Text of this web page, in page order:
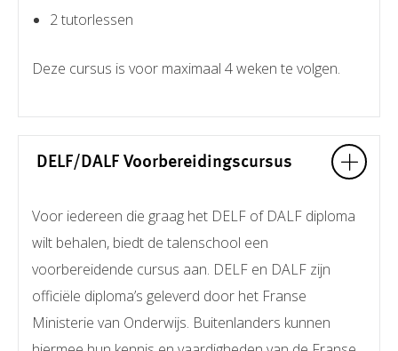
2 tutorlessen
Deze cursus is voor maximaal 4 weken te volgen.
DELF/DALF Voorbereidingscursus
Voor iedereen die graag het DELF of DALF diploma
wilt behalen, biedt de talenschool een
voorbereidende cursus aan. DELF en DALF zijn
officiële diploma’s geleverd door het Franse
Ministerie van Onderwijs. Buitenlanders kunnen